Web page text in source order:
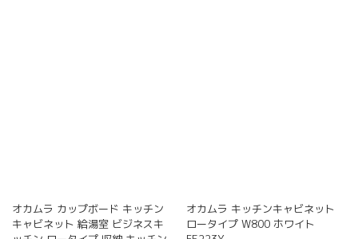
オカムラ カップボード キッチン
キャビネット 給湯室 ビジネスキ
オカムラ キッチンキャビネット
ロータイプ W800 ホワイト